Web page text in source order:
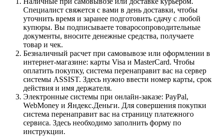
Специалист свяжется с вами в день доставки, чтобы
уточнить время и заранее подготовить сдачу с любой
купюры. Вы подписываете товаросопроводительные
документы, вносите денежные средства, получаете
товар и чек.
Безналичный расчет при самовывозе или оформлении в
интернет-магазине: карты Visa и MasterCard. Чтобы
оплатить покупку, система перенаправит вас на сервер
системы ASSIST. Здесь нужно ввести номер карты, срок
действия и имя держателя.
Электронные системы при онлайн-заказе: PayPal,
WebMoney и Яндекс.Деньги. Для совершения покупки
система перенаправит вас на страницу платежного
сервиса. Здесь необходимо заполнить форму по
инструкции.